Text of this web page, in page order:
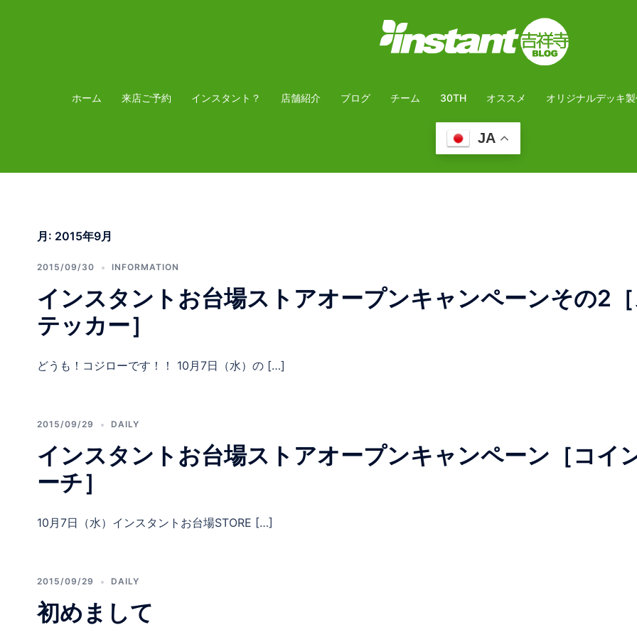
プ
ホーム 来店ご予約 インスタント？ 店舗紹介 ブログ チーム 30TH オススメ オリジナルデッキ
JA
月: 2015年9月
2015/09/30 INFORMATION
インスタントお台場ストアオープンキャンペーンその2
テッカー］
どうも！コジローです！！ 10月7日（水）の […]
2015/09/29 DAILY
インスタントお台場ストアオープンキャンペーン［コイ
ーチ］
10月7日（水）インスタントお台場STORE […]
2015/09/29 DAILY
初めまして